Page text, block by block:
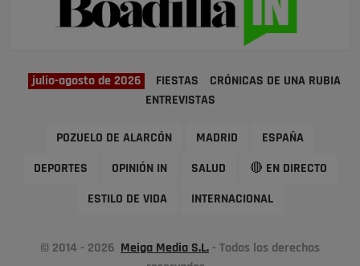
julio-agosto de 2026 FIESTAS
CRÓNICAS DE UNA RUBIA
ENTREVISTAS
POZUELO DE ALARCÓN MADRID ESPAÑA
DEPORTES OPINIÓN IN SALUD 🔴 EN DIRECTO
ESTILO DE VIDA INTERNACIONAL
© 2014 - 2026 Meiga Media S.L. - Todos los derechos